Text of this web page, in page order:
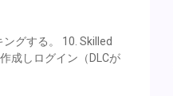
グする。 10. Skilled
成しログイン（DLCが